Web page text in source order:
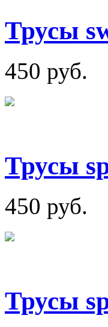
Трусы
450 руб.
Трусы
450 руб.
Трусы